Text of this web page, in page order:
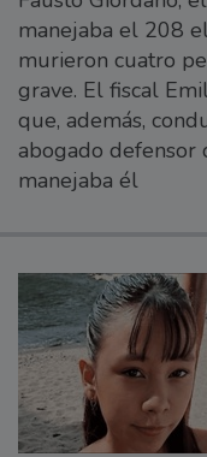
manejaba el 208
murieron cuatro
grave. El fiscal
que, además,
abogado defensor
manejaba él